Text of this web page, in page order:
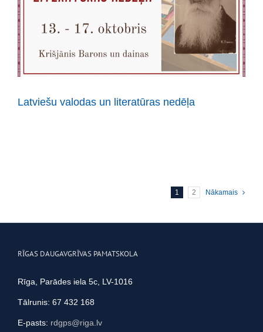
Latviešu valodas un literatūras nedēļa
Latviešu valodas un literatūras nedēļa
1 2 Nākamais
RĪGAS DAUGAVGRĪVAS PAMATSKOLA
Rīga, Parādes iela 5c, LV-1016
Tālrunis: 67 432 168
E-pasts: rdgps@riga.lv